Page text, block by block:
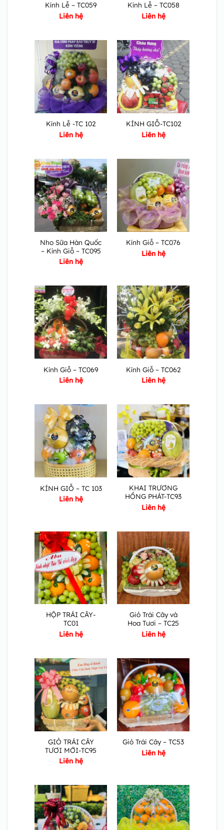
Kính Lễ – TC059
Liên hệ
Kính Lễ – TC058
Liên hệ
Kính Lễ -TC 102
Liên hệ
KÍNH GIỖ-TC102
Liên hệ
Nho Sữa Hàn Quốc
– Kính Giỗ – TC095
Liên hệ
Kính Giỗ – TC076
Liên hệ
Kính Giỗ – TC069
Liên hệ
Kính Giỗ – TC062
Liên hệ
KÍNH GIỖ – TC 103
Liên hệ
KHAI TRƯƠNG
HỒNG PHÁT-TC93
Liên hệ
HỘP TRÁI CÂY-
TC01
Liên hệ
Giỏ Trái Cây và
Hoa Tươi – TC25
Liên hệ
GIỎ TRÁI CÂY
TƯƠI MỚI-TC95
Liên hệ
Giỏ Trái Cây – TC53
Liên hệ